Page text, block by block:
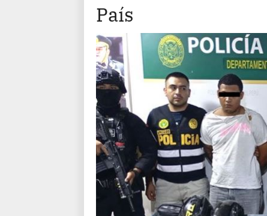
País